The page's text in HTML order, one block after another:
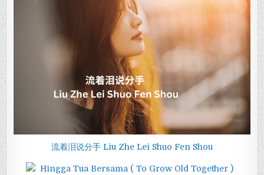
流着泪说分手 Liu Zhe Lei Shuo Fen Shou